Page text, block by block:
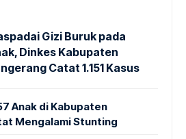
Gizi Buruk pada
Dinkes Kabupaten
Catat 1.151 Kasus
Anak di Kabupaten
Mengalami Stunting